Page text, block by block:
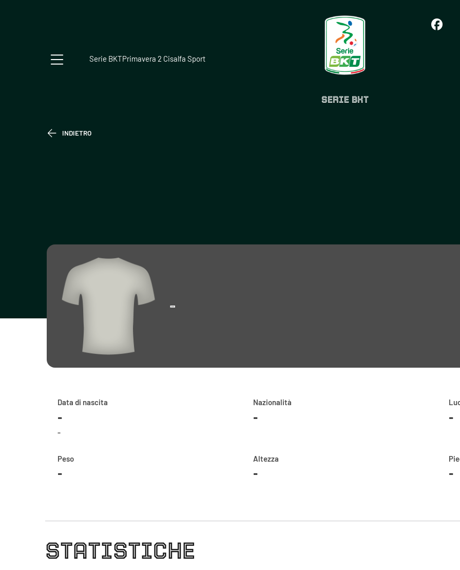
SERIE BKT
Serie BKTPrimavera 2 Cisalfa Sport
INDIETRO
-
Data di nascita
-
-
Nazionalità
- -
Peso
-
Altezza
- -
STATISTICHE